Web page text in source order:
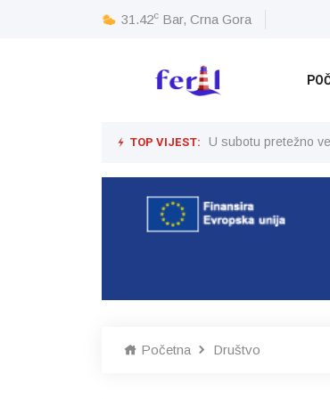
31.42c Bar, Crna Gora
TOP VIJEST: U subotu pretežno
Početna Društvo